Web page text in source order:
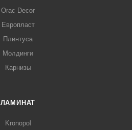
Orac Decor
Европласт
Плинтуса
Молдинги
Карнизы
ЛАМИНАТ
Kronopol